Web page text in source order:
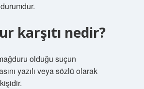
karşıtı nedir?
olduğu suçun
yazılı veya sözlü olarak